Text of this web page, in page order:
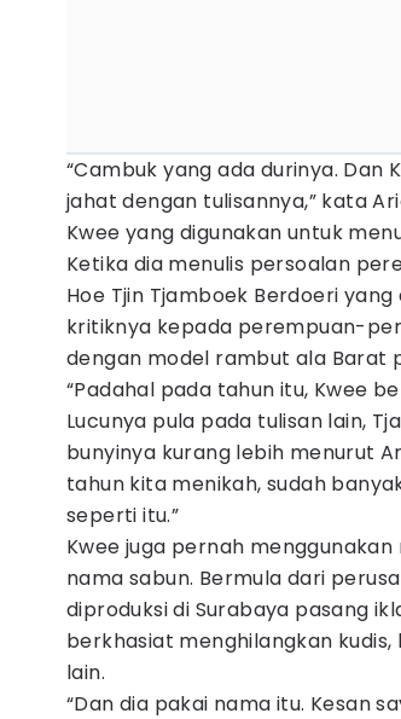
“Cambuk yang ada durinya. Dan
jahat dengan tulisannya,” kata
Kwee yang digunakan untuk
Ketika dia menulis persoalan
Hoe Tjin Tjamboek Berdoeri
kritiknya kepada perempuan-
dengan model rambut ala Barat
“Padahal pada tahun itu, Kwee
Lucunya pula pada tulisan lain,
bunyinya kurang lebih menurut
tahun kita menikah, sudah
seperti itu.”
Kwee juga pernah
nama sabun. Bermula dari
diproduksi di Surabaya pasang
berkhasiat menghilangkan
lain.
“Dan dia pakai nama itu. Kesan